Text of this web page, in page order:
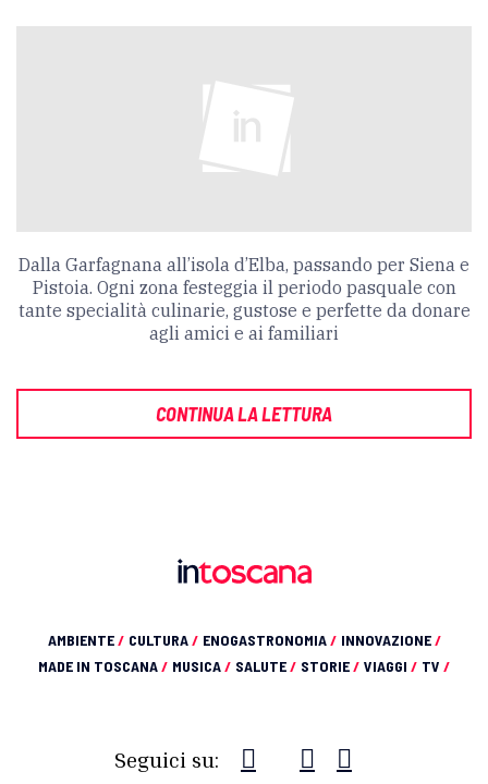
Dalla Garfagnana all’isola d’Elba, passando per Siena e
Pistoia. Ogni zona festeggia il periodo pasquale con
tante specialità culinarie, gustose e perfette da donare
agli amici e ai familiari
CONTINUA LA LETTURA
AMBIENTE/ CULTURA/ ENOGASTRONOMIA/ INNOVAZIONE/
MADE IN TOSCANA/ MUSICA/ SALUTE/ STORIE/ VIAGGI / TV /
Seguici su: